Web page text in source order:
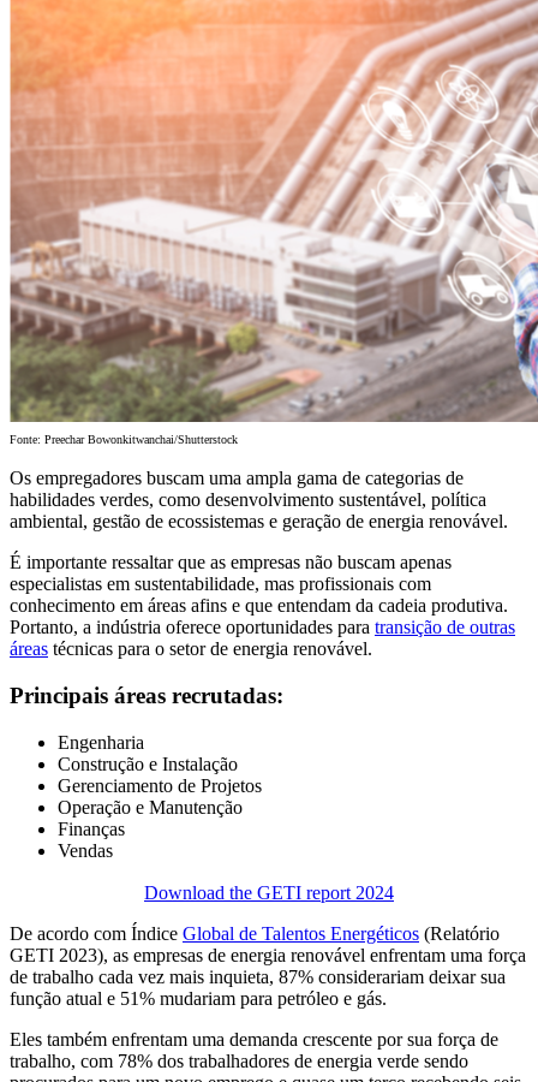
Fonte: Preechar Bowonkitwanchai/Shutterstock
Os empregadores buscam uma ampla gama de categorias de
habilidades verdes, como desenvolvimento sustentável, política
ambiental, gestão de ecossistemas e geração de energia renovável.
É importante ressaltar que as empresas não buscam apenas
especialistas em sustentabilidade, mas profissionais com
conhecimento em áreas afins e que entendam da cadeia produtiva.
Portanto, a indústria oferece oportunidades para transição de outras
áreas técnicas para o setor de energia renovável.
Principais áreas recrutadas:
Engenharia
Construção e Instalação
Gerenciamento de Projetos
Operação e Manutenção
Finanças
Vendas
Download the GETI report 2024
De acordo com Índice Global de Talentos Energéticos (Relatório
GETI 2023), as empresas de energia renovável enfrentam uma força
de trabalho cada vez mais inquieta, 87% considerariam deixar sua
função atual e 51% mudariam para petróleo e gás.
Eles também enfrentam uma demanda crescente por sua força de
trabalho, com 78% dos trabalhadores de energia verde sendo